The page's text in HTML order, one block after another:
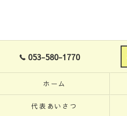
053-580-1770
ホーム
代表あいさつ